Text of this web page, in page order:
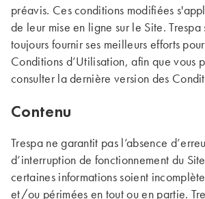
préavis. Ces conditions modifiées
de leur mise en ligne sur le Site. Trespa
toujours fournir ses meilleurs efforts
Conditions d’Utilisation, afin que vous
consulter la dernière version des
Contenu
Trespa ne garantit pas l’absence
d’interruption de fonctionnement du
certaines informations soient
et/ou périmées en tout ou en partie.